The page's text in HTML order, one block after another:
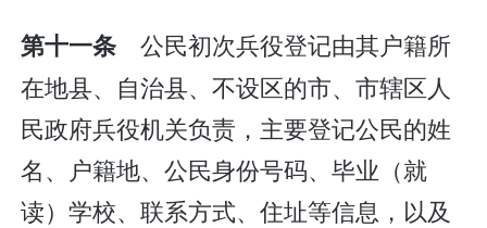
第十一条公民初次兵役登记由其户籍所
在地县、自治县、不设区的市、市辖区人
民政府兵役机关负责，主要登记公民的姓
名、户籍地、公民身份号码、毕业（就
读）学校、联系方式、住址等信息，以及